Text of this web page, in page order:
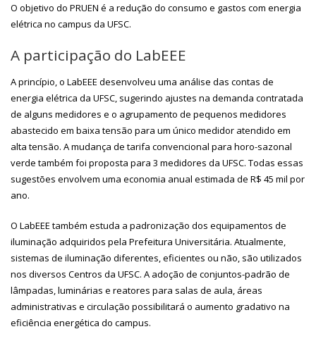
O objetivo do PRUEN é a redução do consumo e gastos com energia
elétrica no campus da UFSC.
A participação do LabEEE
A princípio, o LabEEE desenvolveu uma análise das contas de
energia elétrica da UFSC, sugerindo ajustes na demanda contratada
de alguns medidores e o agrupamento de pequenos medidores
abastecido em baixa tensão para um único medidor atendido em
alta tensão. A mudança de tarifa convencional para horo-sazonal
verde também foi proposta para 3 medidores da UFSC. Todas essas
sugestões envolvem uma economia anual estimada de R$ 45 mil por
ano.
O LabEEE também estuda a padronização dos equipamentos de
iluminação adquiridos pela Prefeitura Universitária. Atualmente,
sistemas de iluminação diferentes, eficientes ou não, são utilizados
nos diversos Centros da UFSC. A adoção de conjuntos-padrão de
lâmpadas, luminárias e reatores para salas de aula, áreas
administrativas e circulação possibilitará o aumento gradativo na
eficiência energética do campus.